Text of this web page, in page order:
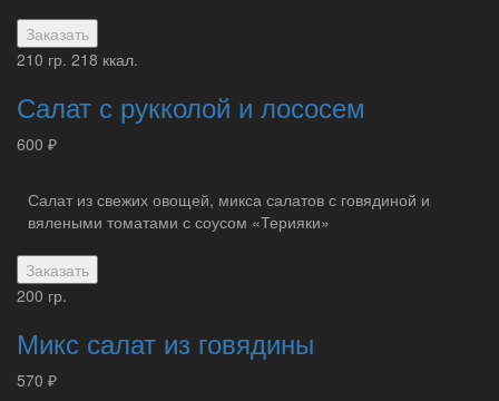
Заказать
210 гр. 218 ккал.
Салат с рукколой и лососем
600 ₽
Салат из свежих овощей, микса салатов с говядиной и
вялеными томатами с соусом «Терияки»
Заказать
200 гр.
Микс салат из говядины
570 ₽